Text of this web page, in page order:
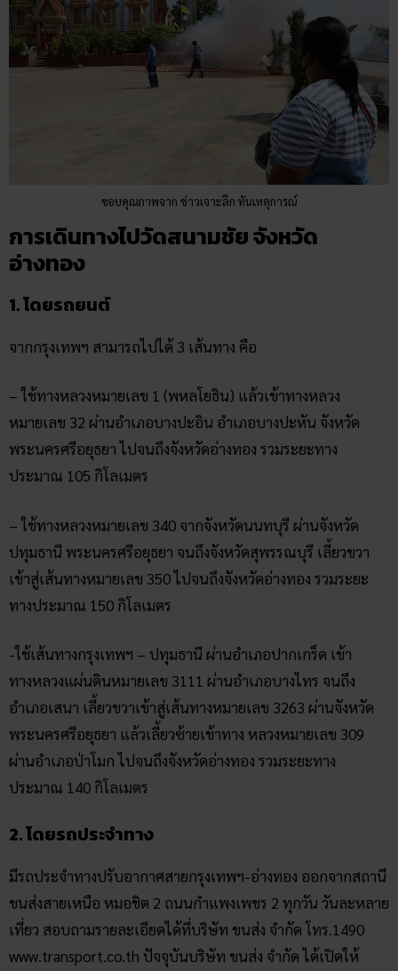
ขอบคุณภาพจาก ข่าวเจาะลึก ทันเหตุการณ์
การเดินทางไปวัดสนามชัย จังหวัด
อ่างทอง
1. โดยรถยนต์
จากกรุงเทพฯ สามารถไปได้ 3 เส้นทาง คือ
– ใช้ทางหลวงหมายเลข 1 (พหลโยธิน) แล้วเข้าทางหลวง
หมายเลข 32 ผ่านอำเภอบางปะอิน อำเภอบางปะหัน จังหวัด
พระนครศรีอยุธยา ไปจนถึงจังหวัดอ่างทอง รวมระยะทาง
ประมาณ 105 กิโลเมตร
– ใช้ทางหลวงหมายเลข 340 จากจังหวัดนนทบุรี ผ่านจังหวัด
ปทุมธานี พระนครศรีอยุธยา จนถึงจังหวัดสุพรรณบุรี เลี้ยวขวา
เข้าสู่เส้นทางหมายเลข 350 ไปจนถึงจังหวัดอ่างทอง รวมระยะ
ทางประมาณ 150 กิโลเมตร
-ใช้เส้นทางกรุงเทพฯ – ปทุมธานี ผ่านอำเภอปากเกร็ด เข้า
ทางหลวงแผ่นดินหมายเลข 3111 ผ่านอำเภอบางไทร จนถึง
อำเภอเสนา เลี้ยวขวาเข้าสู่เส้นทางหมายเลข 3263 ผ่านจังหวัด
พระนครศรีอยุธยา แล้วเลี้ยวซ้ายเข้าทาง หลวงหมายเลข 309
ผ่านอำเภอป่าโมก ไปจนถึงจังหวัดอ่างทอง รวมระยะทาง
ประมาณ 140 กิโลเมตร
2. โดยรถประจำทาง
มีรถประจำทางปรับอากาศสายกรุงเทพฯ-อ่างทอง ออกจากสถานี
ขนส่งสายเหนือ หมอชิต 2 ถนนกำแพงเพชร 2 ทุกวัน วันละหลาย
เที่ยว สอบถามรายละเอียดได้ที่บริษัท ขนส่ง จำกัด โทร.1490
www.transport.co.th ปัจจุบันบริษัท ขนส่ง จำกัด ได้เปิดให้